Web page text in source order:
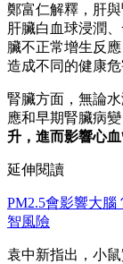
鄭富仁解釋，肝
肝臟白血球浸潤
臟不正常增生反
造成不同的健康危
腎臟方面，無論
應和早期腎臟病變
升，進而影響心
延伸閱讀
PM2.5會影響大
智風險
袁中新指出，小